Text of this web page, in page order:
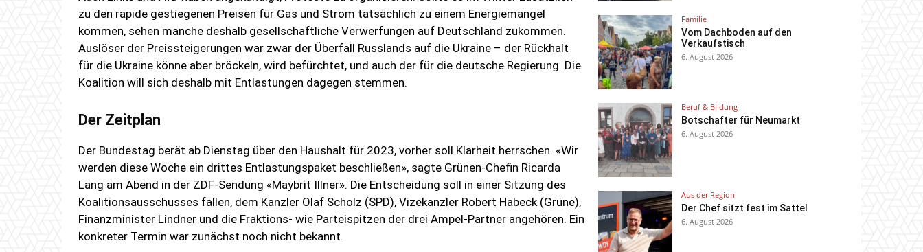
zu den rapide gestiegenen Preisen für Gas und Strom tatsächlich zu einem Energiemangel
kommen, sehen manche deshalb gesellschaftliche Verwerfungen auf Deutschland zukommen.
Auslöser der Preissteigerungen war zwar der Überfall Russlands auf die Ukraine – der Rückhalt
für die Ukraine könne aber bröckeln, wird befürchtet, und auch der für die deutsche Regierung. Die
Koalition will sich deshalb mit Entlastungen dagegen stemmen.
Der Zeitplan
Der Bundestag berät ab Dienstag über den Haushalt für 2023, vorher soll Klarheit herrschen. «Wir
werden diese Woche ein drittes Entlastungspaket beschließen», sagte Grünen-Chefin Ricarda
Lang am Abend in der ZDF-Sendung «Maybrit Illner». Die Entscheidung soll in einer Sitzung des
Koalitionsausschusses fallen, dem Kanzler Olaf Scholz (SPD), Vizekanzler Robert Habeck (Grüne),
Finanzminister Lindner und die Fraktions- wie Parteispitzen der drei Ampel-Partner angehören. Ein
konkreter Termin war zunächst noch nicht bekannt.
Familie
Vom Dachboden auf den
Verkaufstisch
6. August 2026
Beruf & Bildung
Botschafter für Neumarkt
6. August 2026
Aus der Region
Der Chef sitzt fest im Sattel
6. August 2026